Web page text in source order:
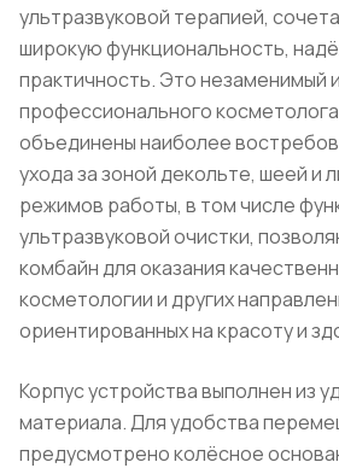
ультразвуковой терапией,
широкую функциональность,
практичность. Это незаменимый
профессионального
объединены наиболее
ухода за зоной декольте, шеей и
режимов работы, в том числе
ультразвуковой очистки,
комбайн для оказания
косметологии и других
ориентированных на красоту и
Корпус устройства выполнен из
материала. Для удобства
предусмотрено колёсное